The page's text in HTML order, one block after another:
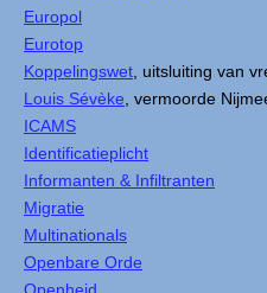
Europol
Eurotop
Koppelingswet , uitsluiting van
Louis Sévèke , vermoorde
ICAMS
Identificatieplicht
Informanten & Infiltranten
Migratie
Multinationals
Openbare Orde